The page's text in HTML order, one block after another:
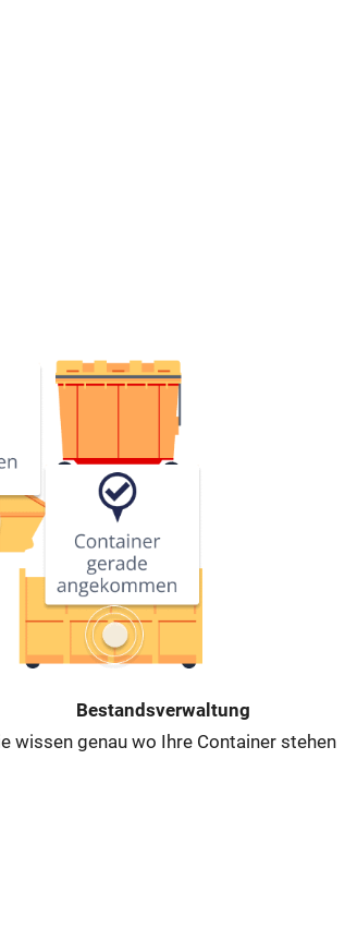
Bestandsverwaltung
wissen genau wo Ihre Container stehen.